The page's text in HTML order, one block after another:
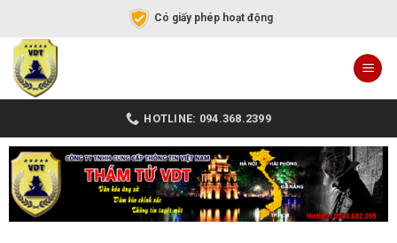
Có giấy phép hoạt động
HOTLINE: 094.368.2399